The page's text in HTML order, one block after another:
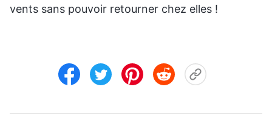
vents sans pouvoir retourner chez elles !